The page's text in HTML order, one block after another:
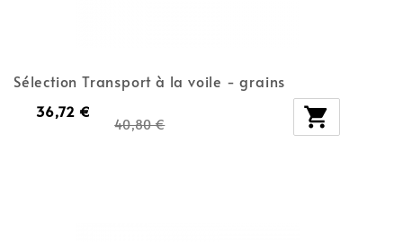
Sélection Transport à la voile - grains
36,72 €
40,80 € 